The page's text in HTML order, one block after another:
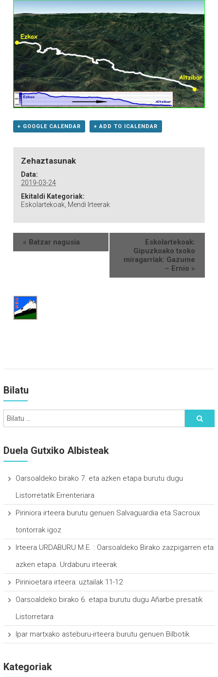
+ GOOGLE CALENDAR + ADD TO ICALENDAR
Zehaztasunak
Data:
2019-03-24
Ekitaldi Kategoriak:
Eskolartekoak Mendi Irteerak
« Batzar nagusia
Eskolartekoak:
Gipuzkoako txoko
miragarriak: Gazume
– Ernio »
Bilatu
Duela Gutxiko Albisteak
Oarsoaldeko birako 7. eta azken etapa burutu dugu
Listorretatik Errenteriara
Piriniora irteera burutu genuen Salvaguardia eta Sacroux
tontorrak igoz
Irteera URDABURU M.E. : Oarsoaldeko Birako zazpigarren eta
azken etapa. Urdaburu irteerak
Pirinioetara irteera: uztailak 11-12
Oarsoaldeko birako 6. etapa burutu dugu Añarbe presatik
Listorretara
Ipar martxako asteburu-irteera burutu genuen Bilbotik
Kategoriak